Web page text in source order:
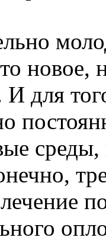
новое,
для